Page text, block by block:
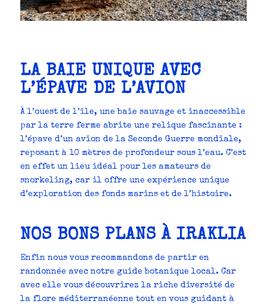
LA BAIE UNIQUE AVEC
L’ÉPAVE DE L’AVION
À l’ouest de l’île, une baie sauvage et inaccessible
par la terre ferme abrite une relique fascinante :
l’épave d’un avion de la Seconde Guerre mondiale,
reposant à 10 mètres de profondeur sous l’eau. C’est
en effet un lieu idéal pour les amateurs de
snorkeling, car il offre une expérience unique
d’exploration des fonds marins et de l’histoire.
NOS BONS PLANS À IRAKLIA
Enfin nous vous recommandons de partir en
randonnée avec notre guide botanique local. Car
avec elle vous découvrirez la riche diversité de
la flore méditerranéenne tout en vous guidant à